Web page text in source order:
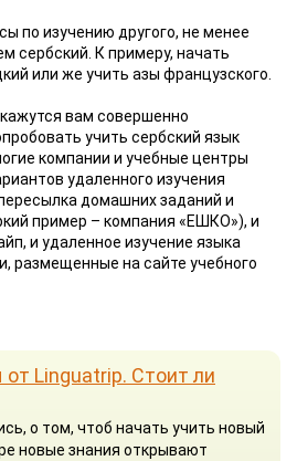
по изучению другого, не менее
сербский. К примеру, начать
или же учить азы французского.
вам совершенно
учить сербский язык
компании и учебные центры
удаленного изучения
домашних заданий и
пример – компания «ЕШКО»), и
и удаленное изучение языка
размещенные на сайте учебного
Linguatrip. Стоит ли
о том, чтоб начать учить новый
новые знания открывают